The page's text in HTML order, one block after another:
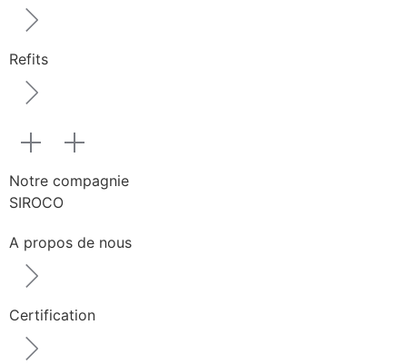
Refits
Notre compagnie
SIROCO
A propos de nous
Certification